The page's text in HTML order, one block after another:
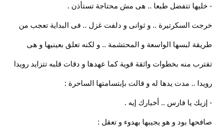
- خليها تتفضل طبعا .. هى مش محتاجة تستأذن .
خرجت السكرتيرة .. و ثوانى و دلفت غزل .. فى البداية تعجب من
طريقة لبسها الواسعة و المحتشمة .. و لكنه تعلق بعينيها و هى
تقترب منه بخطوات واثقة قوية كما عهدها و دقات قلبه تتزايد رويدا
رويدا .. مدت يدها له و قالت بإبتسامتها الساحرة :
- إزيك يا فارس .. أخبارك إيه .
صافحها بود و هو يجيبها بهدوء و تعقل :